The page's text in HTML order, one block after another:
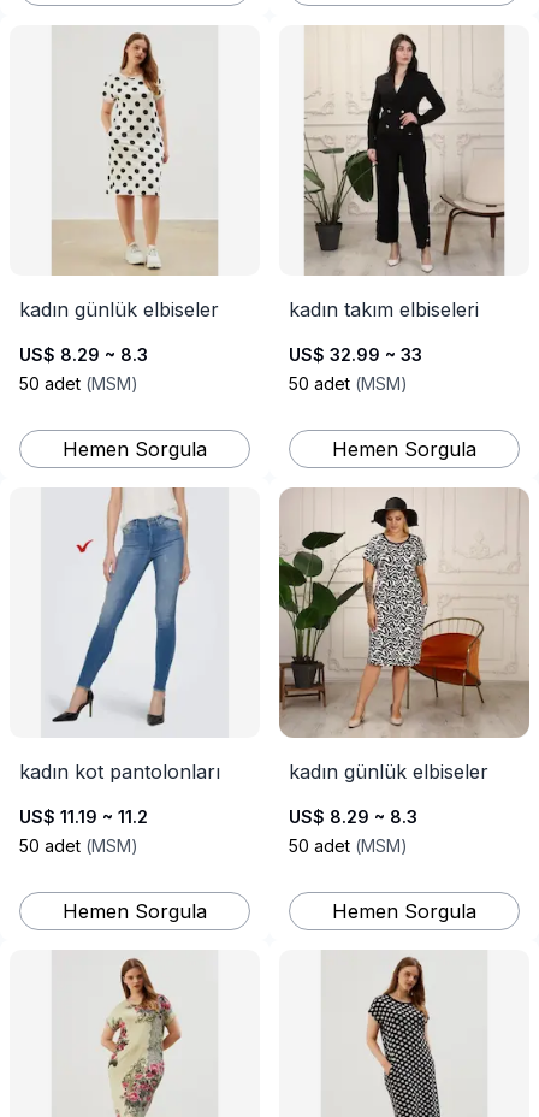
kadın günlük elbiseler
US$ 8.29 ~ 8.3
50 adet (MSM)
Hemen Sorgula
kadın takım elbiseleri
US$ 32.99 ~ 33
50 adet (MSM)
Hemen Sorgula
kadın kot pantolonları
US$ 11.19 ~ 11.2
50 adet (MSM)
Hemen Sorgula
kadın günlük elbiseler
US$ 8.29 ~ 8.3
50 adet (MSM)
Hemen Sorgula